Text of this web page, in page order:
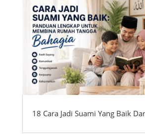
18 Cara Jadi Suami Yang Baik